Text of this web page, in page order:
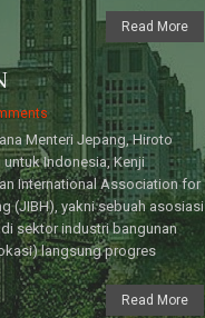
Read More
Menteri Jepang, Hiroto
Indonesia, Kenji
International Association for
(JIBH), yakni sebuah asosiasi
sektor industri bangunan
langsung progres
Read More